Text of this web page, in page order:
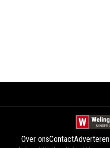
Over onsContactAdverteren